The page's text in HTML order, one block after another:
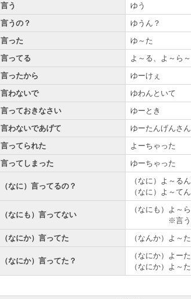
言う
ゆう
言うの？
ゆうん？
言った
ゆ～た
言ってる
よ～る、よ～ら～
言ったから
ゆーけぇ
言わないで
ゆわんといて
言っておきなさい
ゆーとき
言わないであげて
ゆーたんげんさ
言ってられた
よーちゃった
言ってしまった
ゆーちゃった
（なに）言ってるの？
（なに）よ～る
（なに）よ～て
（なにも）言ってない
（なにも）よ～
※言うと
（なにか）言ってた
（なんか）よ～た
（なにか）言ってた？
（なにか）よー
（なにか）よ～